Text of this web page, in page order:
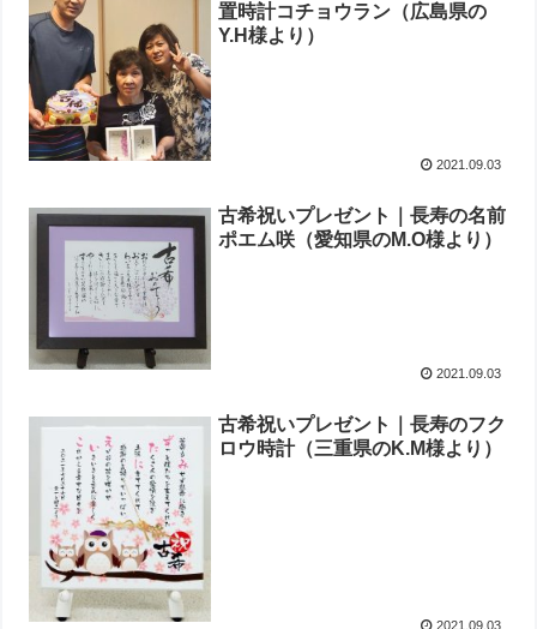
置時計コチョウラン（広島県の
Y.H様より ）
2021.09.03
古希祝いプレゼント｜長寿の名前
ポエム咲（愛知県のM.O様より）
2021.09.03
古希祝いプレゼント｜長寿のフク
ロウ時計（三重県のK.M様より）
2021.09.03